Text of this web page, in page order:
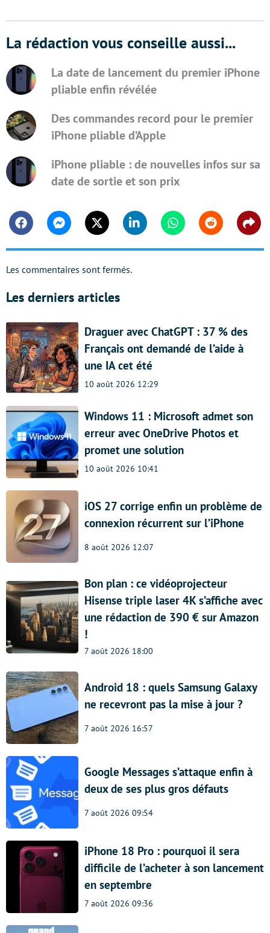
La rédaction vous conseille aussi...
La date de lancement du premier iPhone
pliable enfin révélée
Des commandes record pour le premier
iPhone pliable d’Apple
iPhone pliable : de nouvelles infos sur sa
date de sortie et son prix
FacebookMessengerTwitter Linkedin WhatsappReddit
Les commentaires sont fermés.
Les derniers articles
Draguer avec ChatGPT : 37 % des
Français ont demandé de l’aide à
une IA cet été
10 août 2026 12:29
Windows 11 : Microsoft admet son
erreur avec OneDrive Photos et
promet une solution
10 août 2026 10:41
iOS 27 corrige enfin un problème de
connexion récurrent sur l’iPhone
8 août 2026 12:07
Bon plan : ce vidéoprojecteur
Hisense triple laser 4K s’affiche avec
une rédaction de 390 € sur Amazon
!
7 août 2026 18:00
Android 18 : quels Samsung Galaxy
ne recevront pas la mise à jour ?
7 août 2026 16:57
Google Messages s’attaque enfin à
deux de ses plus gros défauts
7 août 2026 09:54
iPhone 18 Pro : pourquoi il sera
difficile de l’acheter à son lancement
en septembre
7 août 2026 09:36